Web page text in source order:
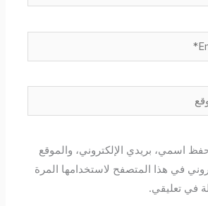
بريدي الإلكتروني، والموقع
في هذا المتصفح لاستخدامها المرة
تعليقي.